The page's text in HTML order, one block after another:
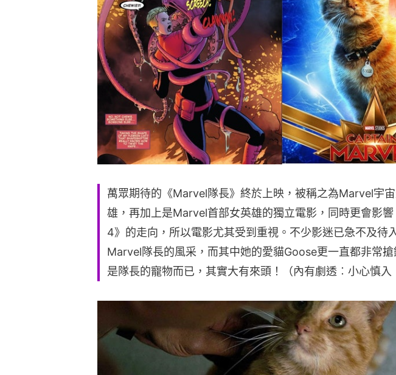
萬眾期待的《Marvel隊長》終於上映，被稱之為Marvel宇
雄，再加上是Marvel首部女英雄的獨立電影，同時更會影響
4》的走向，所以電影尤其受到重視。不少影迷已急不及待
Marvel隊長的風采，而其中她的愛貓Goose更一直都非常
是隊長的寵物而已，其實大有來頭！（內有劇透︰小心慎入